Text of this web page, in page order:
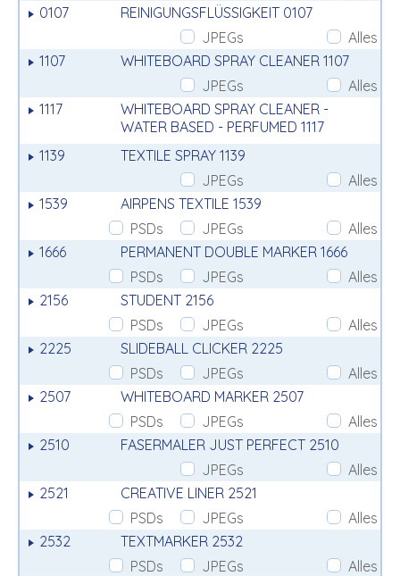
0107
REINIGUNGSFLÜSSIGKEIT 0107
JPEGs
Alles
1107
WHITEBOARD SPRAY CLEANER 1107
JPEGs
Alles
1117
WHITEBOARD SPRAY CLEANER -
WATER BASED - PERFUMED 1117
1139
TEXTILE SPRAY 1139
JPEGs
Alles
1539
AIRPENS TEXTILE 1539
PSDs
JPEGs
Alles
1666
PERMANENT DOUBLE MARKER 1666
PSDs
JPEGs
Alles
2156
STUDENT 2156
PSDs
JPEGs
Alles
2225
SLIDEBALL CLICKER 2225
PSDs
JPEGs
Alles
2507
WHITEBOARD MARKER 2507
PSDs
JPEGs
Alles
2510
FASERMALER JUST PERFECT 2510
JPEGs
Alles
2521
CREATIVE LINER 2521
PSDs
JPEGs
Alles
2532
TEXTMARKER 2532
PSDs
JPEGs
Alles